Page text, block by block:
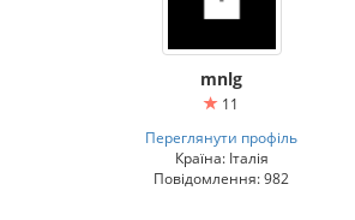
mnlg
11
Переглянути профіль
Країна: Італія
Повідомлення: 982